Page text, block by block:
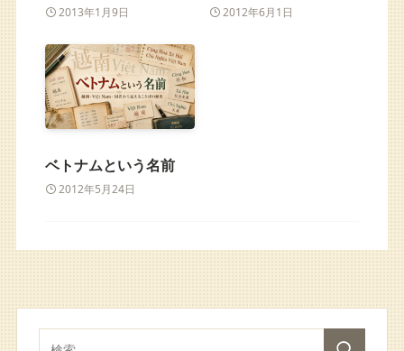
2013年1月9日 2012年6月1日
ベトナムという名前
2012年5月24日